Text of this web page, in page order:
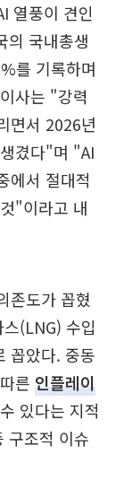
열풍이 견인
의 국내총생
를 기록하며
사는 "강력
면서 2026년
겼다"며 "AI
에서 절대적
"이라고 내
존도가 꼽혔
(LNG) 수입
꼽았다. 중동
른 인플레이
있다는 지적
구조적 이슈